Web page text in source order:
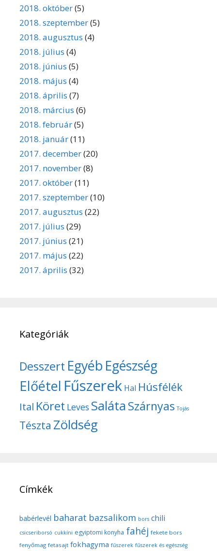
2018. október(5)
2018. szeptember(5)
2018. augusztus (4)
2018. július (4)
2018. június (5)
2018. május (4)
2018. április (7)
2018. március (6)
2018. február(5)
2018. január(11)
2017. december(20)
2017. november(8)
2017. október(11)
2017. szeptember(10)
2017. augusztus (22)
2017. július (29)
2017. június (21)
2017. május (22)
2017. április (32)
Kategóriák
Desszert Egyéb Egészség
Előétel Fűszerek Hal Húsfélék
Ital Köret Leves SalátaSzárnyas Tojás
Tészta Zöldség
Címkék
babérlevél baharat bazsalikom bors chili
csicseriborsó cukkíni egyiptomi konyha fahéj fekete bors
fenyőmag fetasajt fokhagyma fűszerek fűszerek és egészség